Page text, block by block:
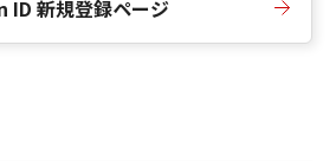
ID 新規登録ページ